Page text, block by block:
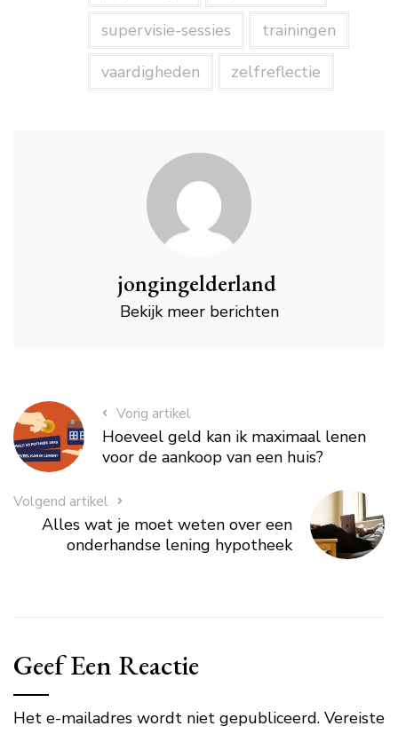
supervisie-sessies
trainingen
vaardigheden
zelfreflectie
jongingelderland
Bekijk meer berichten
Vorig artikel
Hoeveel geld kan ik maximaal lenen
voor de aankoop van een huis?
Volgend artikel
Alles wat je moet weten over een
onderhandse lening hypotheek
Geef Een Reactie
Het e-mailadres wordt niet gepubliceerd. Vereiste